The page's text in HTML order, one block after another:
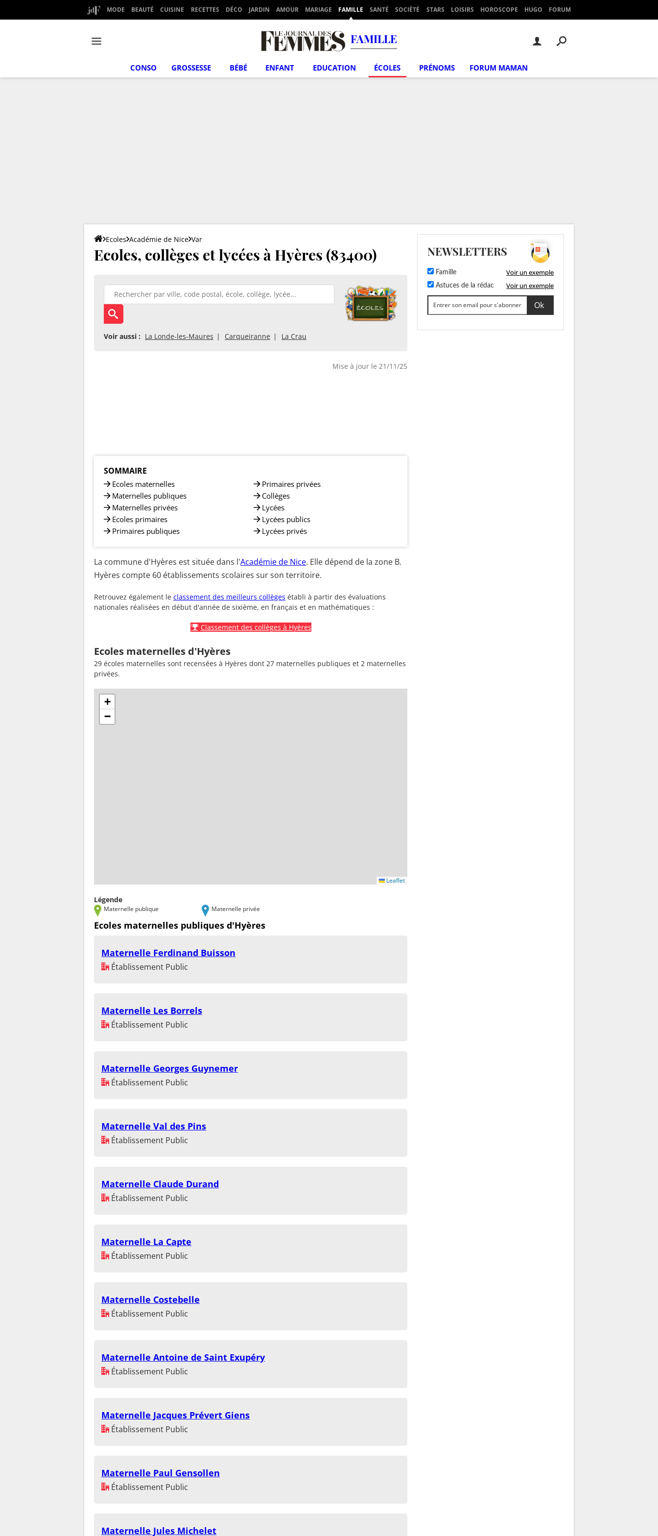
MODE BEAUTÉ CUISINE RECETTES DÉCO JARDIN AMOUR MARIAGE FAMILLE SANTÉ SOCIÉTÉ STARS LOISIRS HOROSCOPE HUGO FORUM
FAMILLE
CONSO GROSSESSE BÉBÉ ENFANT EDUCATION ÉCOLES PRÉNOMS FORUM MAMAN
Ecoles Académie de Nice Var
Ecoles, collèges et lycées à Hyères (83400)
Voir aussi : La Londe-les-Maures Carqueiranne La Crau
Mise à jour le 21/11/25
SOMMAIRE
Ecoles maternelles
Maternelles publiques
Maternelles privées
Ecoles primaires
Primaires publiques
Primaires privées
Collèges
Lycées
Lycées publics
Lycées privés
La commune d'Hyères est située dans l'Académie de Nice. Elle dépend de la zone B.
Hyères compte 60 établissements scolaires sur son territoire.
Retrouvez également le classement des meilleurs collèges établi à partir des évaluations
nationales réalisées en début d'année de sixième, en français et en mathématiques :
Classement des collèges à Hyères
Ecoles maternelles d'Hyères
29 écoles maternelles sont recensées à Hyères dont 27 maternelles publiques et 2 maternelles
privées.
+
−
Leaflet
Légende
Maternelle publique Maternelle privée
Ecoles maternelles publiques d'Hyères
Maternelle Ferdinand Buisson
Établissement Public
Maternelle Les Borrels
Établissement Public
Maternelle Georges Guynemer
Établissement Public
Maternelle Val des Pins
Établissement Public
Maternelle Claude Durand
Établissement Public
Maternelle La Capte
Établissement Public
Maternelle Costebelle
Établissement Public
Maternelle Antoine de Saint Exupéry
Établissement Public
Maternelle Jacques Prévert Giens
Établissement Public
Maternelle Paul Gensollen
Établissement Public
Maternelle Jules Michelet
NEWSLETTERS
Famille Voir un exemple
Astuces de la rédac Voir un exemple